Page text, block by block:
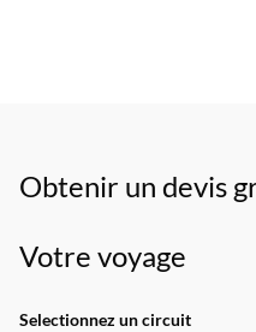
Obtenir un devis
Votre voyage
Selectionnez un circuit